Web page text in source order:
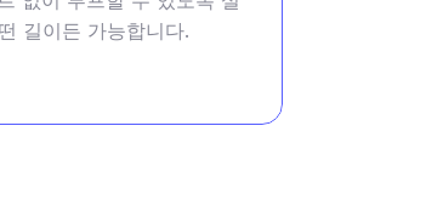
길이든 가능합니다.